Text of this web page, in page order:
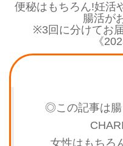
便秘はもちろん!妊活
腸活が
※3回に分けてお
《
◎この記事は腸
女性はもちろ